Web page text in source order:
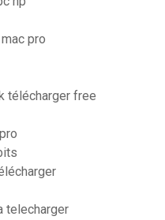
pro
télécharger free
telecharger